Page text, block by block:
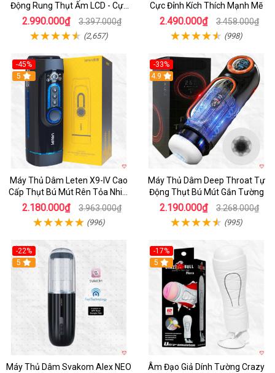
Động Rung Thụt Ấm LCD - Cực
Phê
2.990.000₫ 3.397.000₫
(2,657)
Cực Đỉnh Kích Thích Mạnh Mẽ
2.490.000₫ 3.458.000₫
(998)
-45%
Hot
5
Máy Thủ Dâm Leten X9-IV Cao
Cấp Thụt Bú Mút Rên Tỏa Nhiệt
Sạc Pin
2.180.000₫ 3.963.000₫
(996)
-33%
Hot
4.9
Máy Thủ Dâm Deep Throat Tự
Động Thụt Bú Mút Gắn Tường
2.190.000₫ 3.268.000₫
(995)
-22%
5
Máy Thủ Dâm Svakom Alex NEO
-17%
5
Âm Đạo Giả Dính Tường Crazy